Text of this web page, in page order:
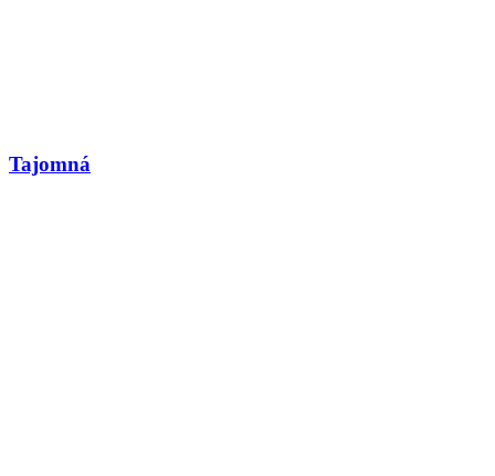
Tajomná